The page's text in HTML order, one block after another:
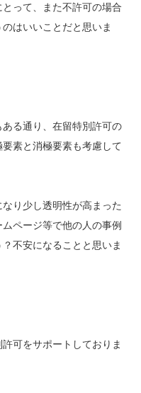
って、また不許可の場合
はいいことだと思いま
る通り、在留特別許可の
素と消極要素も考慮して
り少し透明性が高まった
ページ等で他の人の事例
不安になることと思いま
可をサポートしておりま